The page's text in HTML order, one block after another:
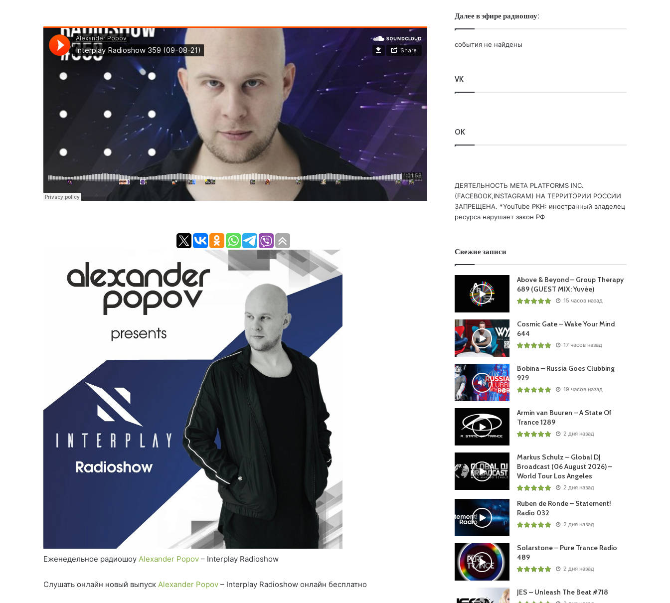
Еженедельное радиошоу Alexander Popov – Interplay Radioshow
Слушать онлайн новый выпуск Alexander Popov – Interplay Radioshow онлайн бесплатно
Далее в эфире радиошоу:
события не найдены
VK
OK
ДЕЯТЕЛЬНОСТЬ МЕТА PLATFORMS INC.
(FACEBOOK,INSTAGRAM) НА ТЕРРИТОРИИ РОССИИ
ЗАПРЕЩЕНА. *YouTube РКН: иностранный владелец
ресурса нарушает закон РФ
Свежие записи
Above & Beyond – Group Therapy
689 (GUEST MIX: Yuvèe)
15 часов назад
Cosmic Gate – Wake Your Mind
644
17 часов назад
Bobina – Russia Goes Clubbing
929
19 часов назад
Armin van Buuren – A State Of
Trance 1289
2 дня назад
Markus Schulz – Global DJ
Broadcast (06 August 2026) –
World Tour Los Angeles
2 дня назад
Ruben de Ronde – Statement!
Radio 032
2 дня назад
Solarstone – Pure Trance Radio
489
2 дня назад
JES – Unleash The Beat #718